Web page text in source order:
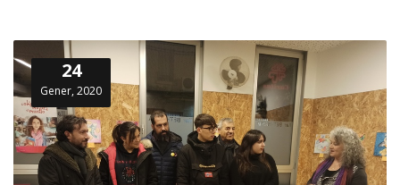
24
Gener, 2020